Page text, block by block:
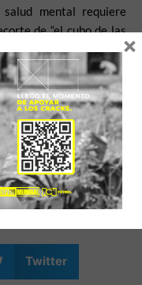
mental requiere
de “el cubo de las
niños y adolescentes
mental y cómo pueden
Salud en Save the
Twitter
×